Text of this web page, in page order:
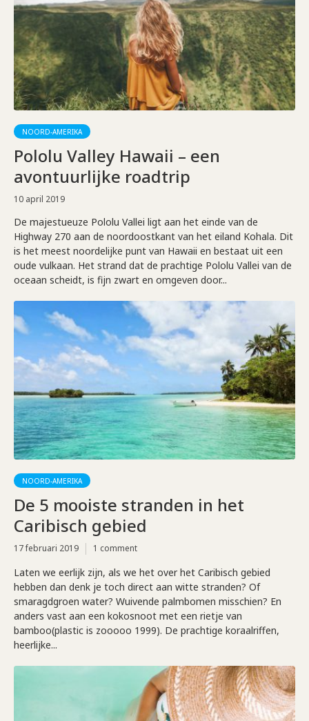
NOORD-AMERIKA
Pololu Valley Hawaii – een
avontuurlijke roadtrip
10 april 2019
De majestueuze Pololu Vallei ligt aan het einde van de
Highway 270 aan de noordoostkant van het eiland Kohala. Dit
is het meest noordelijke punt van Hawaii en bestaat uit een
oude vulkaan. Het strand dat de prachtige Pololu Vallei van de
oceaan scheidt, is fijn zwart en omgeven door...
NOORD-AMERIKA
De 5 mooiste stranden in het
Caribisch gebied
17 februari 2019 1 comment
Laten we eerlijk zijn, als we het over het Caribisch gebied
hebben dan denk je toch direct aan witte stranden? Of
smaragdgroen water? Wuivende palmbomen misschien? En
anders vast aan een kokosnoot met een rietje van
bamboo(plastic is zooooo 1999). De prachtige koraalriffen,
heerlijke...